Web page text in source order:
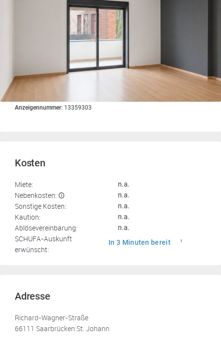
Anzeigennummer: 13359303
Kosten
Miete: n.a.
Nebenkosten: n.a.
Sonstige Kosten: n.a.
Kaution: n.a.
Ablösevereinbarung: n.a.
SCHUFA-Auskunft
erwünscht:
In 3 Minuten bereit 1
Adresse
Richard-Wagner-Straße
66111 Saarbrücken St. Johann